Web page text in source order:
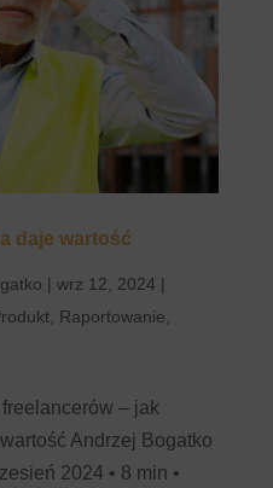
daje wartość
| wrz 12, 2024 |
, Raportowanie
– jak
Andrzej Bogatko
2024 • 8 min •